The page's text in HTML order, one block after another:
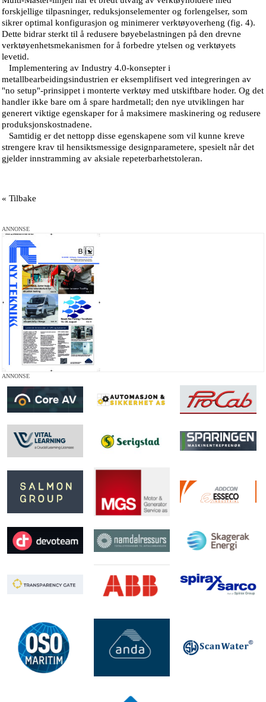
forskjellige tilpasninger, reduksjonselementer og forlengelser, som
sikrer optimal konfigurasjon og minimerer verktøyoverheng (fig. 4).
Dette bidrar sterkt til å redusere bøyebelastningen på den drevne
verktøyenhetsmekanismen for å forbedre ytelsen og verktøyets
levetid.
Implementering av Industry 4.0-konsepter i
metallbearbeidingsindustrien er eksemplifisert ved integreringen av
"no setup"-prinsippet i monterte verktøy med utskiftbare hoder. Og det
handler ikke bare om å spare hardmetall; den nye utviklingen har
generert viktige egenskaper for å maksimere maskinering og redusere
produksjonskostnadene.
Samtidig er det nettopp disse egenskapene som vil kunne kreve
strengere krav til hensiktsmessige designparametere, spesielt når det
gjelder innstramming av aksiale repeterbarhetstoleran.
« Tilbake
ANNONSE
ANNONSE